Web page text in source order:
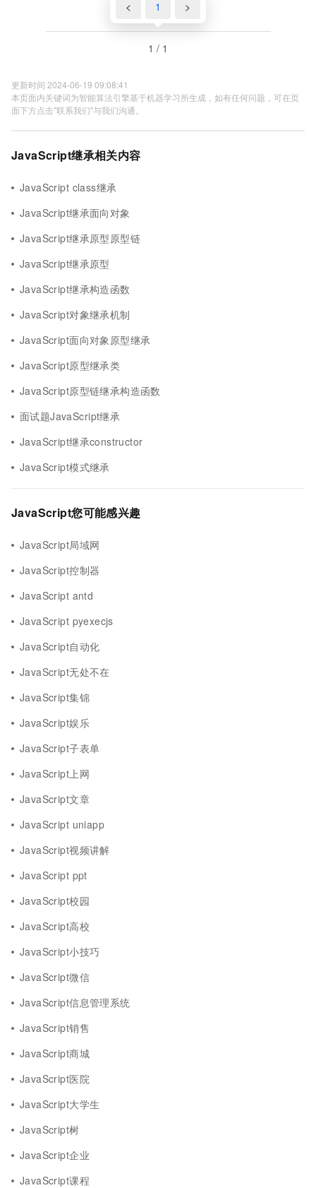
< 1 >
1 / 1
更新时间 2024-06-19 09:08:41
本页面内关键词为智能算法引擎基于机器学习所生成，如有任何问题，可在页
面下方点击"联系我们"与我们沟通。
JavaScript继承相关内容
JavaScript class继承
JavaScript继承面向对象
JavaScript继承原型原型链
JavaScript继承原型
JavaScript继承构造函数
JavaScript对象继承机制
JavaScript面向对象原型继承
JavaScript原型继承类
JavaScript原型链继承构造函数
面试题JavaScript继承
JavaScript继承constructor
JavaScript模式继承
JavaScript您可能感兴趣
JavaScript局域网
JavaScript控制器
JavaScript antd
JavaScript pyexecjs
JavaScript自动化
JavaScript无处不在
JavaScript集锦
JavaScript娱乐
JavaScript子表单
JavaScript上网
JavaScript文章
JavaScript uniapp
JavaScript视频讲解
JavaScript ppt
JavaScript校园
JavaScript高校
JavaScript小技巧
JavaScript微信
JavaScript信息管理系统
JavaScript销售
JavaScript商城
JavaScript医院
JavaScript大学生
JavaScript树
JavaScript企业
JavaScript课程